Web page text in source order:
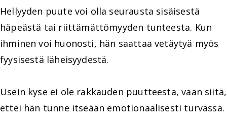
Hellyyden puute voi olla seurausta sisäisestä
häpeästä tai riittämättömyyden tunteesta. Kun
ihminen voi huonosti, hän saattaa vetäytyä myös
fyysisestä läheisyydestä.
Usein kyse ei ole rakkauden puutteesta, vaan siitä,
ettei hän tunne itseään emotionaalisesti turvassa.